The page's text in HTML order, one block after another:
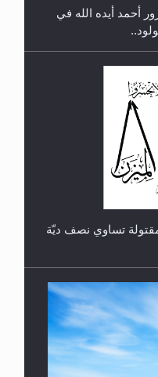
4...
أحمد أيده الله في
تساوي نصف ديّة